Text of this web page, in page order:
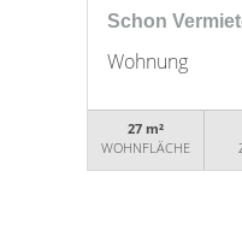
Schon
Wohnung
27 m²
WOHNFLÄCHE